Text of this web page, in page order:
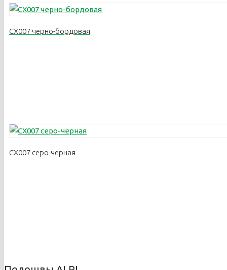
CX007 черно-бордовая
CX007 серо-черная